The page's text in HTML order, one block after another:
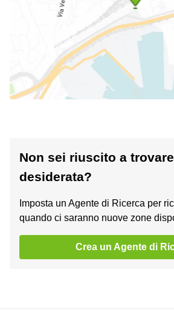
Non sei riuscito a
desiderata?
Imposta un Agente di Ricerca per
quando ci saranno nuove zone
Crea un Agente di